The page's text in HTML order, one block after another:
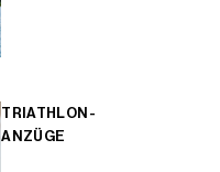
TRIATHLON-
ANZÜGE